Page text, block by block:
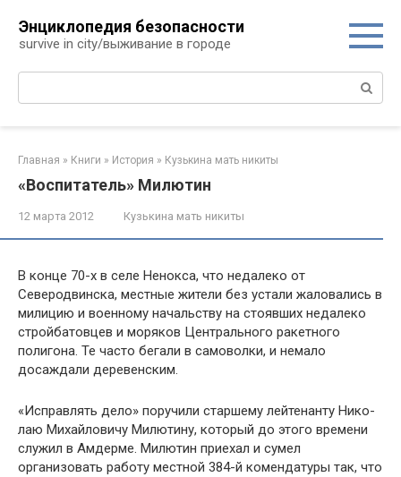
контенту
Энциклопедия безопасности
survive in city/выживание в городе
Поиск:
Главная » Книги » История » Кузькина мать никиты
«Воспитатель» Милютин
12 марта 2012 Кузькина мать никиты
В конце 70-х в селе Ненокса, что недалеко от
Северодвин­ска, местные жители без устали жаловались в
милицию и военному начальству на стоявших недалеко
стройбатовцев и моряков Центрального ракетного
полигона. Те часто бега­ли в самоволки, и немало
досаждали деревенским.
«Исправлять дело» поручили старшему лейтенанту Нико­
лаю Михайловичу Милютину, который до этого времени
служил в Амдерме. Милютин приехал и сумел
организовать работу местной 384-й комендатуры так, что